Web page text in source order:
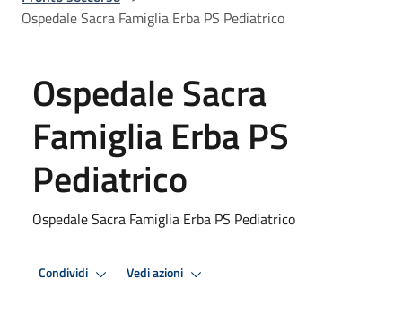
Ospedale Sacra Famiglia Erba PS Pediatrico
Ospedale Sacra
Famiglia Erba PS
Pediatrico
Ospedale Sacra Famiglia Erba PS Pediatrico
Condividi Vedi azioni